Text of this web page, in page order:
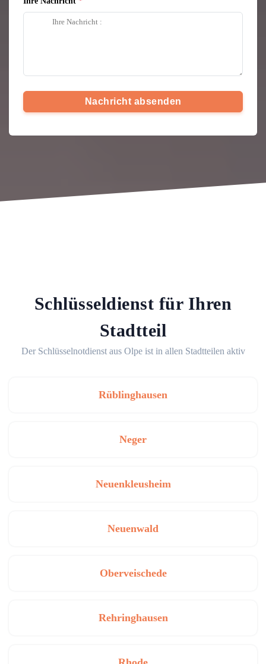
Nachricht absenden
Schlüsseldienst für Ihren
Stadtteil
Der Schlüsselnotdienst aus Olpe ist in allen Stadtteilen aktiv
Rüblinghausen
Neger
Neuenkleusheim
Neuenwald
Oberveischede
Rehringhausen